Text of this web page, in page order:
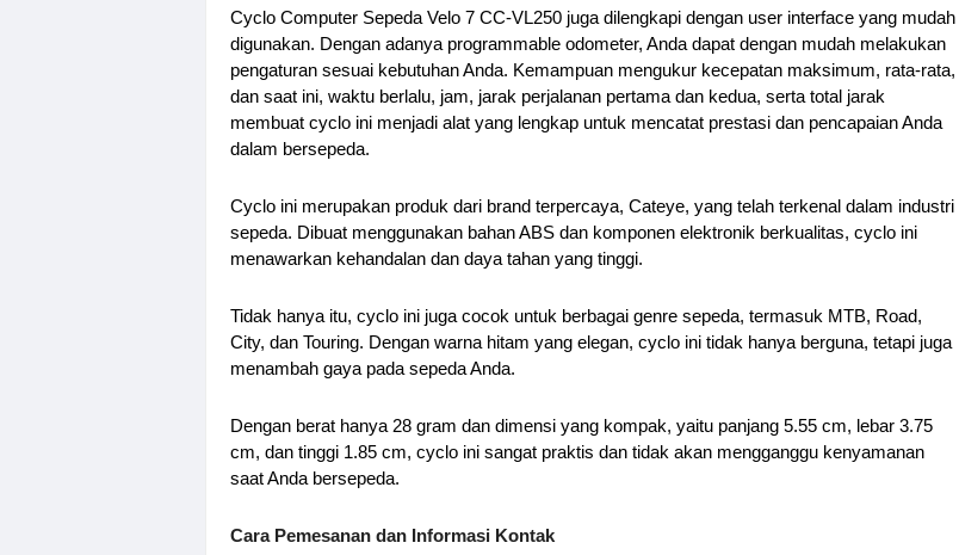
Cyclo Computer Sepeda Velo 7 CC-VL250 juga dilengkapi dengan user interface yang mudah
digunakan. Dengan adanya programmable odometer, Anda dapat dengan mudah melakukan
pengaturan sesuai kebutuhan Anda. Kemampuan mengukur kecepatan maksimum, rata-rata,
dan saat ini, waktu berlalu, jam, jarak perjalanan pertama dan kedua, serta total jarak
membuat cyclo ini menjadi alat yang lengkap untuk mencatat prestasi dan pencapaian Anda
dalam bersepeda.
Cyclo ini merupakan produk dari brand terpercaya, Cateye, yang telah terkenal dalam industri
sepeda. Dibuat menggunakan bahan ABS dan komponen elektronik berkualitas, cyclo ini
menawarkan kehandalan dan daya tahan yang tinggi.
Tidak hanya itu, cyclo ini juga cocok untuk berbagai genre sepeda, termasuk MTB, Road,
City, dan Touring. Dengan warna hitam yang elegan, cyclo ini tidak hanya berguna, tetapi juga
menambah gaya pada sepeda Anda.
Dengan berat hanya 28 gram dan dimensi yang kompak, yaitu panjang 5.55 cm, lebar 3.75
cm, dan tinggi 1.85 cm, cyclo ini sangat praktis dan tidak akan mengganggu kenyamanan
saat Anda bersepeda.
Cara Pemesanan dan Informasi Kontak